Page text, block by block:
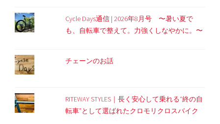
Cycle Days通信 | 2026年8月号 〜暑い夏で
も、自転車で整えて。力強くしなやかに。〜
チェーンのお話
RITEWAY STYLES｜長く安心して乗れる“終の自
転車”として選ばれたクロモリクロスバイク